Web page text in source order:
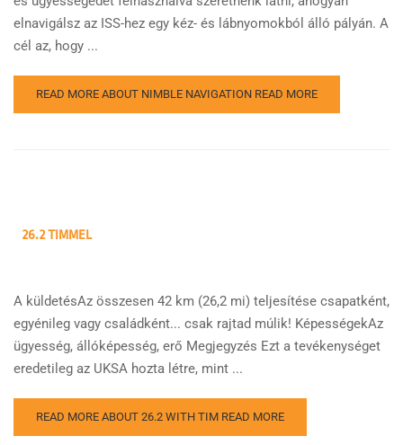
elnavigálsz az ISS-hez egy kéz- és lábnyomokból álló pályán. A
cél az, hogy ...
READ MORE ABOUT NIMBLE NAVIGATION READ MORE
26.2 TIMMEL
A küldetésAz összesen 42 km (26,2 mi) teljesítése csapatként,
egyénileg vagy családként... csak rajtad múlik! KépességekAz
ügyesség, állóképesség, erő Megjegyzés Ezt a tevékenységet
eredetileg az UKSA hozta létre, mint ...
READ MORE ABOUT 26.2 WITH TIM READ MORE